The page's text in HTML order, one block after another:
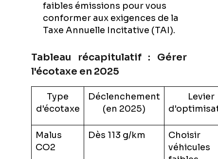
faibles émissions pour vous
conformer aux exigences de la
Taxe Annuelle Incitative (TAI).
Tableau récapitulatif : Gérer
l'écotaxe en 2025
Type
d'écotaxe
Déclenchement
(en 2025)
Levier
Malus
CO2
Dès 113 g/km
Choisir